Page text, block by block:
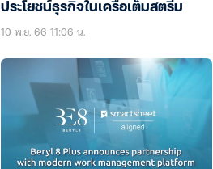
ประโยชน์ธุรกิจในเครือเต็มสตรีม
10 พ.ย. 66 11:06 น.